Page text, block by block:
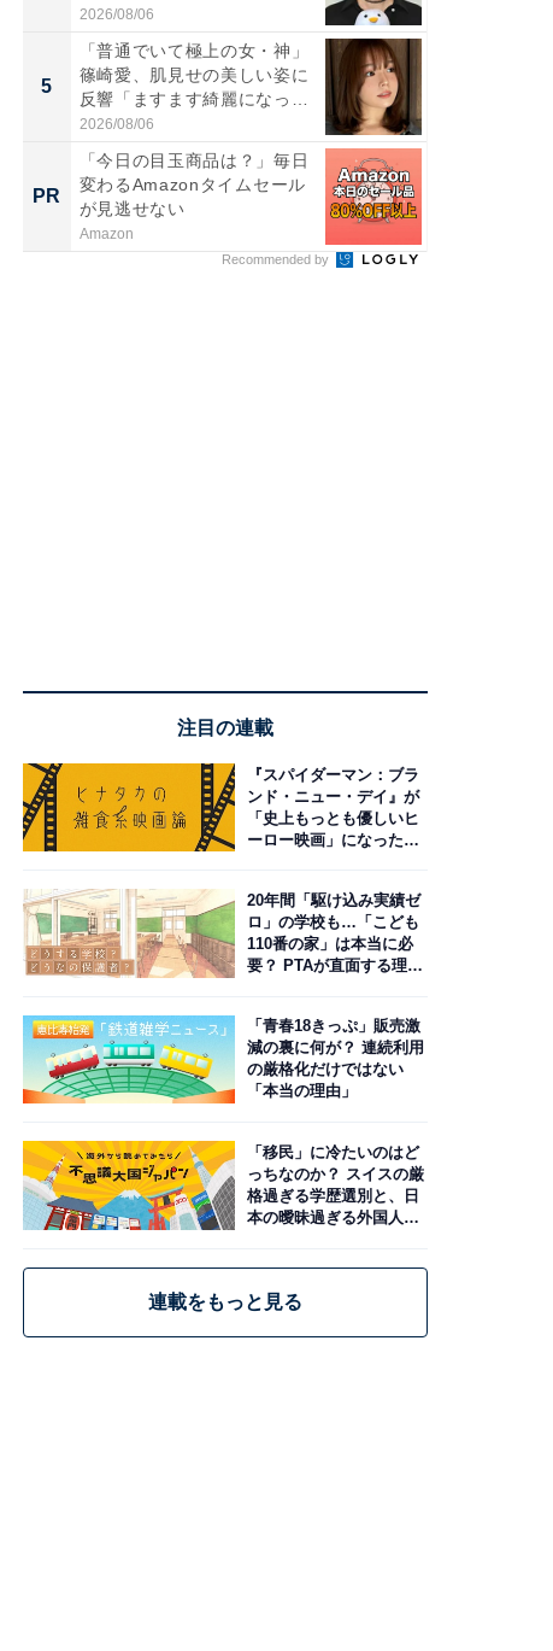
た」の...
2026/08/06
5
「普通でいて極上の女・神」
篠崎愛、肌見せの美しい姿に
反響「ますます綺麗になって
い...
2026/08/06
PR
「今日の目玉商品は？」毎日
変わるAmazonタイムセール
が見逃せない
Amazon
Recommended by
注目の連載
『スパイダーマン：ブラ
ンド・ニュー・デイ』が
「史上もっとも優しいヒ
ーロー映画」になった理
20年間「駆け込み実績ゼ
ロ」の学校も…「こども
110番の家」は本当に必
要？ PTAが直面する理想
「青春18きっぷ」販売激
減の裏に何が？ 連続利用
の厳格化だけではない
「本当の理由」
「移民」に冷たいのはど
っちなのか？ スイスの厳
格過ぎる学歴選別と、日
本の曖昧過ぎる外国人政
連載をもっと見る